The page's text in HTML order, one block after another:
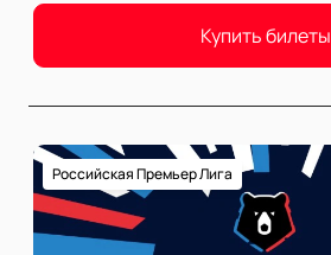
Купить билеты
Российская Премьер Лига